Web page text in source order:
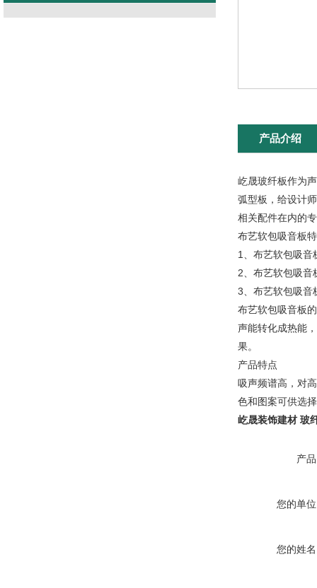
产品介绍
屹晟玻纤板作为
弧型板，给设计
相关配件在内的
布艺软包吸音板
1、布艺软包吸音
2、布艺软包吸音
3、布艺软包吸音
布艺软包吸音板
声能转化成热能
产品特点
吸声频谱高，对
色和图案可供选
屹晟装饰建材 玻
产
您的单
您的姓